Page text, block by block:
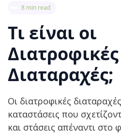
8 min read
Τι είναι οι
Διατροφικές
Διαταραχές;
Οι διατροφικές
καταστάσεις που
και στάσεις απέναντι